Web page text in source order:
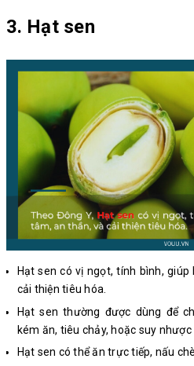
3. Hạt sen
Hạt sen có vị ngọt, tính bình,
cải thiện tiêu hóa.
Hạt sen thường được dùng để
kém ăn, tiêu chảy, hoặc suy nhược
Hạt sen có thể ăn trực tiếp, nấu